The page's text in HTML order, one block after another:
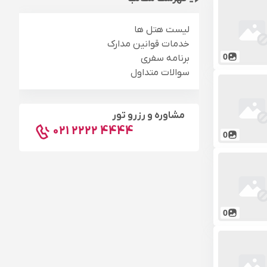
0
0
0
لیست هتل ها
خدمات قوانین مدارک
برنامه سفری
سوالات متداول
مشاوره و رزرو تور
021 2222 4444